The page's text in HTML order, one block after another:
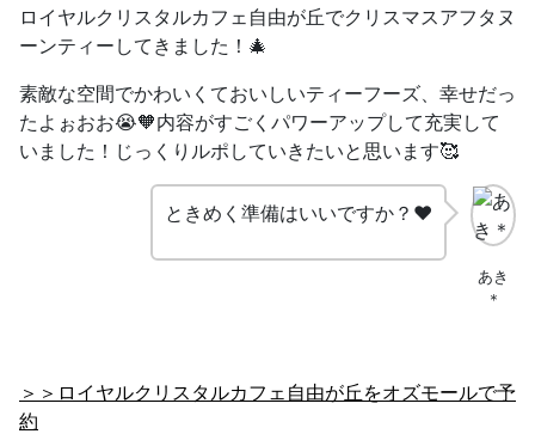
ロイヤルクリスタルカフェ自由が丘でクリスマスアフタヌ
ーンティー してきました！🎄
素敵な空間でかわいくておいしいティーフーズ、幸せだっ
たよぉおお😭🧡内容がすごくパワーアップして充実して
いました！じっくりルポしていきたいと思います🥰
あき
＊
ときめく準備はいいですか？❤
＞＞ロイヤルクリスタルカフェ自由が丘をオズモールで予
約